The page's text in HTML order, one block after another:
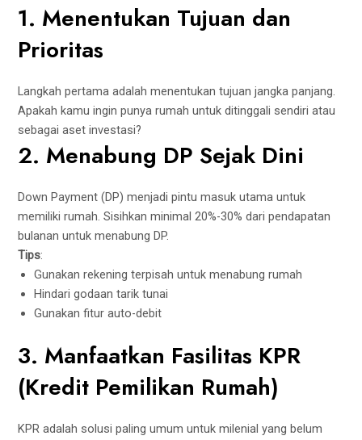
1. Menentukan Tujuan dan
Prioritas
Langkah pertama adalah menentukan tujuan jangka panjang.
Apakah kamu ingin punya rumah untuk ditinggali sendiri atau
sebagai aset investasi?
2. Menabung DP Sejak Dini
Down Payment (DP) menjadi pintu masuk utama untuk
memiliki rumah. Sisihkan minimal 20%-30% dari pendapatan
bulanan untuk menabung DP.
Tips:
Gunakan rekening terpisah untuk menabung rumah
Hindari godaan tarik tunai
Gunakan fitur auto-debit
3. Manfaatkan Fasilitas KPR
(Kredit Pemilikan Rumah)
KPR adalah solusi paling umum untuk milenial yang belum